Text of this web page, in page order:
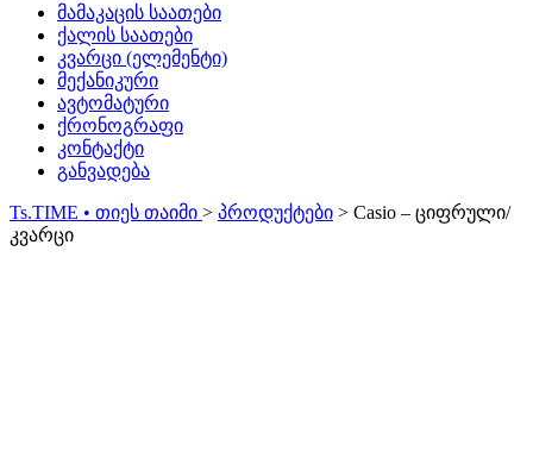
მამაკაცის საათები
ქალის საათები
კვარცი (ელემენტი)
მექანიკური
ავტომატური
ქრონოგრაფი
კონტაქტი
განვადება
Ts.TIME • თიეს თაიმი > პროდუქტები > Casio – ციფრული/
კვარცი